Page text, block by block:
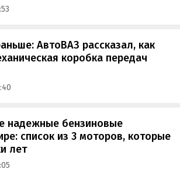
АвтоВАЗ рассказал, как
коробка передач
надежные бензиновые
список из 3 моторов, которые
лет